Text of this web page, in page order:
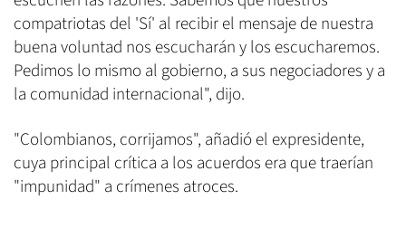
compatriotas del 'Sí' al recibir el mensaje de nuestra
buena voluntad nos escucharán y los escucharemos.
Pedimos lo mismo al gobierno, a sus negociadores y a
la comunidad internacional", dijo.
"Colombianos, corrijamos", añadió el expresidente,
cuya principal crítica a los acuerdos era que traerían
"impunidad" a crímenes atroces.